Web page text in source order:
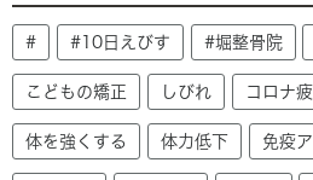
# #10日えびす #堀整骨院
こどもの矯正 しびれ コロナ
体を強くする 体力低下 免疫